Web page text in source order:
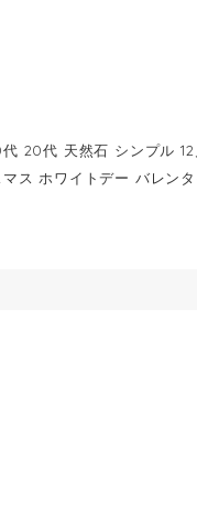
20代 天然石 シンプル
ス ホワイトデー バレンタ